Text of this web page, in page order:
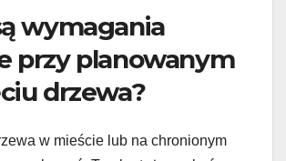
wymagania
przy planowanym
drzewa?
w mieście lub na chronionym